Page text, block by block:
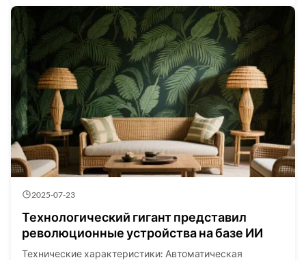
стекло, некоторы...
2025-07-23
Технологический гигант представил
революционные устройства на базе ИИ
Технические характеристики: Автоматическая